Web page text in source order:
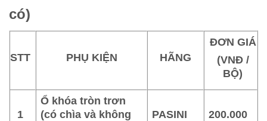
có)
STT PHỤ KIỆN HÃNG
ĐƠN GIÁ
(VNĐ /
BỘ)
1
Ổ khóa tròn trơn
(có chìa và không
PASINI 200.000